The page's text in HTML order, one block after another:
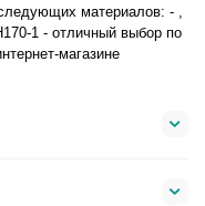
материалов: - ,
1 - отличный выбор по
магазине